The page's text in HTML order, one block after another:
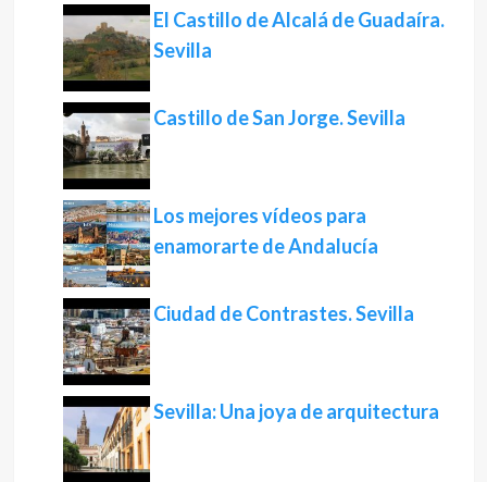
El Castillo de Alcalá de Guadaíra.
Sevilla
Castillo de San Jorge. Sevilla
Los mejores vídeos para
enamorarte de Andalucía
Ciudad de Contrastes. Sevilla
Sevilla: Una joya de arquitectura